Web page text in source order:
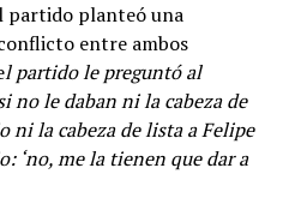
partido planteó una
entre ambos
l partido le preguntó al
no le daban ni la cabeza de
ni la cabeza de lista a Felipe
‘no, me la tienen que dar a